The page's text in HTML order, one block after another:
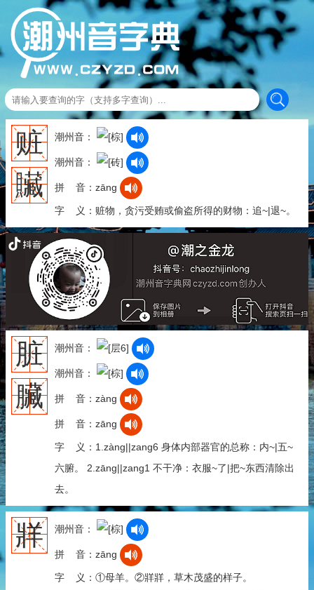
赃
贜
潮州音：
潮州音：
拼 音：zāng
字 义：赃物，贪污受贿或偷盗所得的财物：追~|退~。
脏
臟
潮州音：
潮州音：
拼 音：zàng
拼 音：zāng
字 义：1.zàng||zang6 身体内部器官的总称：内~|五~
六腑。 2.zāng||zang1 不干净：衣服~了|把~东西清除出
去。
牂 潮州音：
拼 音：zāng
字 义：①母羊。②牂牂，草木茂盛的样子。